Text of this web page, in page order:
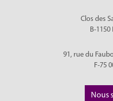
Clos des
B-1150
91, rue du
F-75
Nous